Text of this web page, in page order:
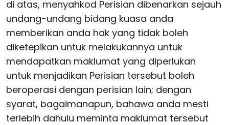
di atas, menyahkod Perisian dibenarkan sejauh
undang-undang bidang kuasa anda
memberikan anda hak yang tidak boleh
diketepikan untuk melakukannya untuk
mendapatkan maklumat yang diperlukan
untuk menjadikan Perisian tersebut boleh
beroperasi dengan perisian lain; dengan
syarat, bagaimanapun, bahawa anda mesti
terlebih dahulu meminta maklumat tersebut